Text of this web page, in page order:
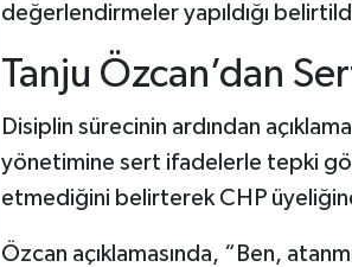
değerlendirmeler yapıldığı
Tanju Özcan’dan
Disiplin sürecinin ardından
yönetimine sert ifadelerle tepki
etmediğini belirterek CHP
Özcan açıklamasında, “Ben,